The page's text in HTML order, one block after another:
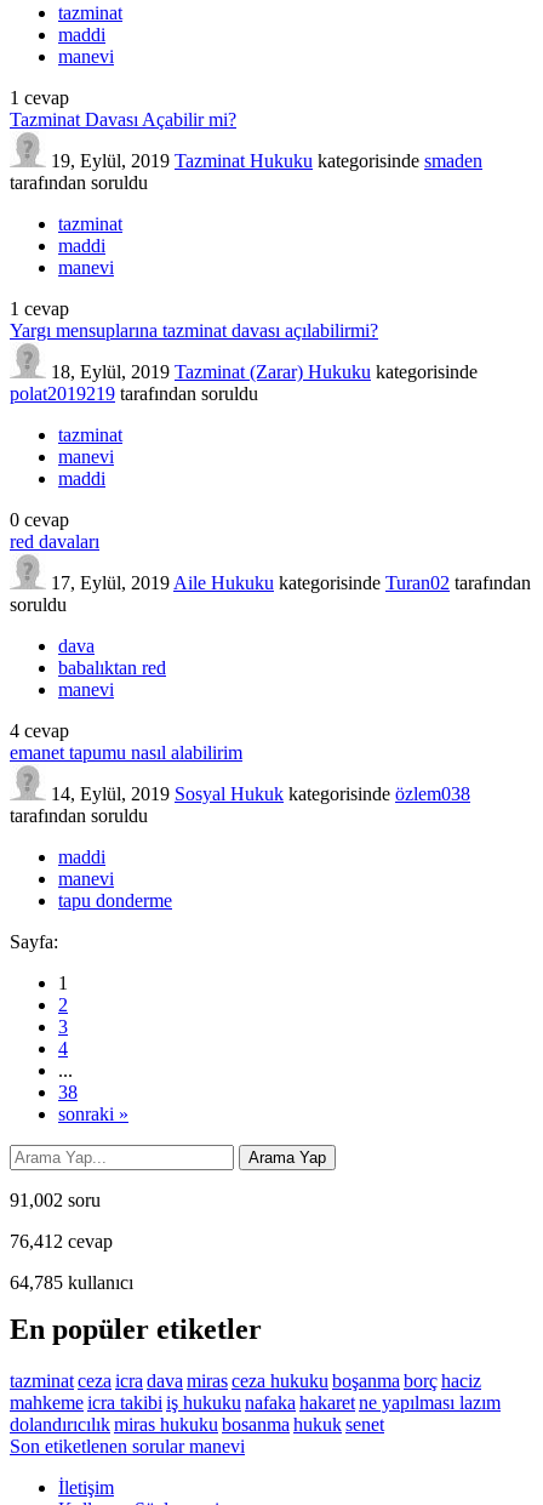
tazminat
maddi
manevi
1 cevap
Tazminat Davası Açabilir mi?
19, Eylül, 2019 Tazminat Hukuku kategorisinde smaden
tarafından soruldu
tazminat
maddi
manevi
1 cevap
Yargı mensuplarına tazminat davası açılabilirmi?
18, Eylül, 2019 Tazminat (Zarar) Hukuku kategorisinde
polat2019219 tarafından soruldu
tazminat
manevi
maddi
0 cevap
red davaları
17, Eylül, 2019 Aile Hukuku kategorisinde Turan02 tarafından
soruldu
dava
babalıktan red
manevi
4 cevap
emanet tapumu nasıl alabilirim
14, Eylül, 2019 Sosyal Hukuk kategorisinde özlem038
tarafından soruldu
maddi
manevi
tapu donderme
Sayfa:
1
2
3
4
...
38
sonraki »
91,002 soru
76,412 cevap
64,785 kullanıcı
En popüler etiketler
tazminatceza icra dava mirasceza hukuku boşanma borçhaciz
mahkemeicra takibi iş hukuku nafaka hakaretne yapılması lazım
dolandırıcılıkmiras hukuku bosanma hukuksenet
Son etiketlenen sorular manevi
İletişim